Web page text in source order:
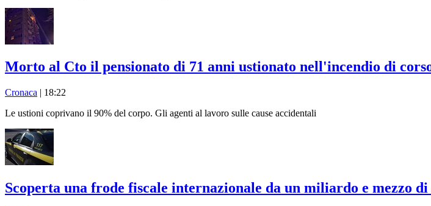
Morto al Cto il pensionato di 71 anni ustionato nell'incendio di
Cronaca | 18:22
Le ustioni coprivano il 90% del corpo. Gli agenti al lavoro sulle cause accidentali
Scoperta una frode fiscale internazionale da un miliardo e mezzo di